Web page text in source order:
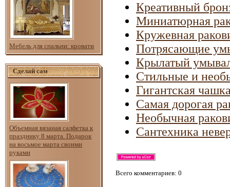
Мебель для спальни: кровати
Сделай сам
Объемная вязаная салфетка к
празднику 8 марта. Подарок
на восьмое марта своими
руками
Креативный
Миниатюрная
Кружевная
Потрясающие
Крылатый
Стильные и
Гигантская
Самая дорогая
Необычная
Сантехника
Всего комментариев: 0